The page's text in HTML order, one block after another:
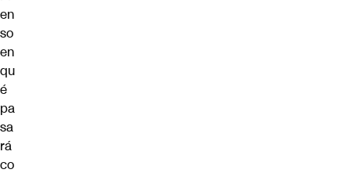
en
so
en
qu
é
pa
sa
rá
co